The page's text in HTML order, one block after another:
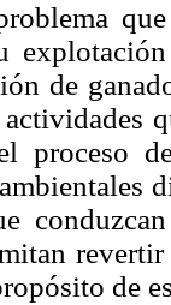
de
proceso
de